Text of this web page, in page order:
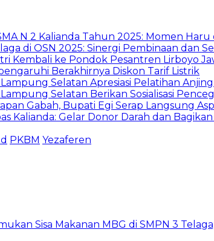
N 2 Kalianda Tahun 2025: Momen Haru
di OSN 2025: Sinergi Pembinaan dan
Kembali ke Pondok Pesantren Lirboyo
Berakhirnya Diskon Tarif Listrik
Selatan Apresiasi Pelatihan
Selatan Berikan Sosialisasi
Gabah, Bupati Egi Serap Langsung
Kalianda: Gelar Donor Darah dan
PKBM Yezaferen
Sisa Makanan MBG di SMPN 3